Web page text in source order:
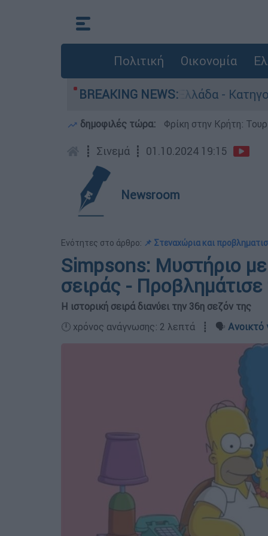
Πολιτική Οικονομία
BREAKING NEWS:
ανθρωποκτονίες στην Ελλάδα - Κατηγορείται
δημοφιλές τώρα: Φρίκη στην Κρήτη:
┋ Σινεμά ┋ 01.10.2024 19:15
Newsroom
Ενότητες στο άρθρο: 📌 Στεναχώρια και
Simpsons: Μυστήριο
σειράς -
Η ιστορική σειρά διανύει την 36η σεζόν της
🕛 χρόνος ανάγνωσης: 2 λεπτά ┋ 🗣️ Ανοικτό